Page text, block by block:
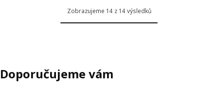
Zobrazujeme 14 z 14 výsledků
Doporučujeme vám